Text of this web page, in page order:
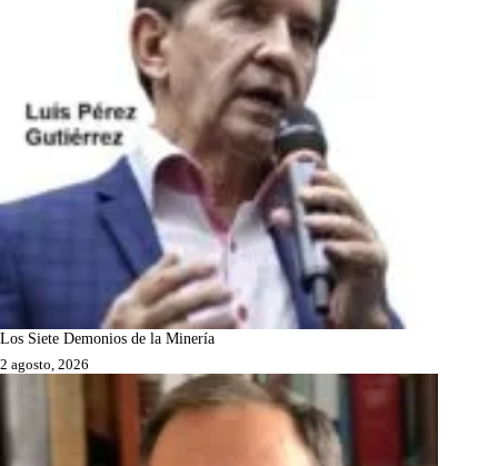
Los Siete Demonios de la Minería
2 agosto, 2026